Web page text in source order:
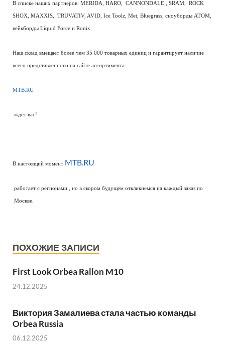
В списке наших партнеров: MERIDA, HARO, CANNONDALE , SRAM, ROCK
SHOX, MAXXIS, TRUVATIV, AVID, Ice Toolz, Met, Bluegrass, сноуборды ATOM,
вейкборды Liquid Force и Ronix
Наш склад вмещает более чем 35 000 товарных единиц и гарантирует наличие
всего представленного на сайте ассортимента.
MTB.RU
ждет вас!
В настоящий момент MTB.RU
работает с регионами , но в скором будущем откликнемся на каждый заказ по
Москве.
ПОХОЖИЕ ЗАПИСИ
First Look Orbea Rallon M10
24.12.2025
Виктория Замалиева стала частью команды
Orbea Russia
06.12.2025